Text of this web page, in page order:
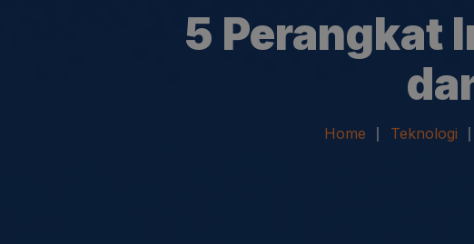
5 Perangkat
Home Teknologi